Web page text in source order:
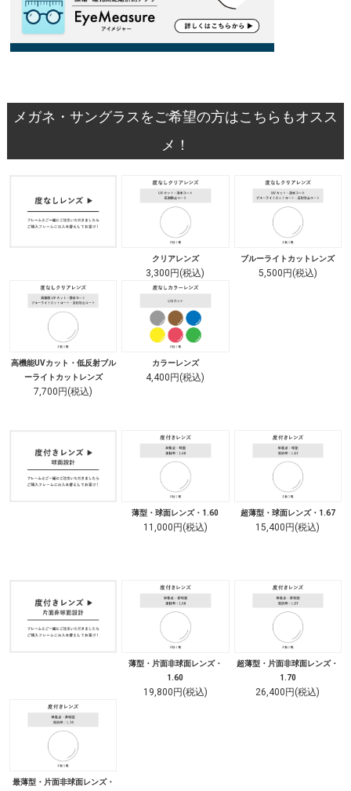
メガネ・サングラスをご希望の方はこちらもオスス
メ！
クリアレンズ
3,300円(税込)
ブルーライトカットレンズ
5,500円(税込)
高機能UVカット・低反射ブル
ーライトカットレンズ
7,700円(税込)
カラーレンズ
4,400円(税込)
薄型・球面レンズ・1.60
11,000円(税込)
超薄型・球面レンズ・1.67
15,400円(税込)
薄型・片面非球面レンズ・
1.60
19,800円(税込)
超薄型・片面非球面レンズ・
1.70
26,400円(税込)
最薄型・片面非球面レンズ・